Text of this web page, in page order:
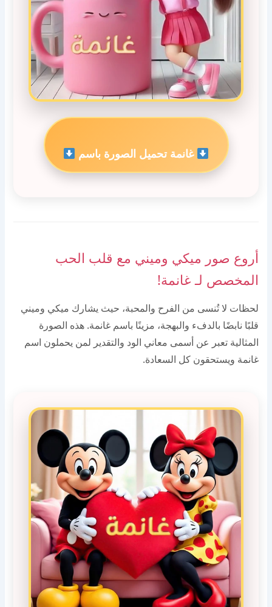
غانمة تحميل الصورة باسم
أروع صور ميكي وميني مع قلب الحب
المخصص لـ غانمة!
لحظات لا تُنسى من الفرح والمحبة، حيث يشارك ميكي وميني
قلبًا نابضًا بالدفء والبهجة، مزينًا باسم غانمة. هذه الصورة
المثالية تعبر عن أسمى معاني الود والتقدير لمن يحملون اسم
غانمة ويستحقون كل السعادة.